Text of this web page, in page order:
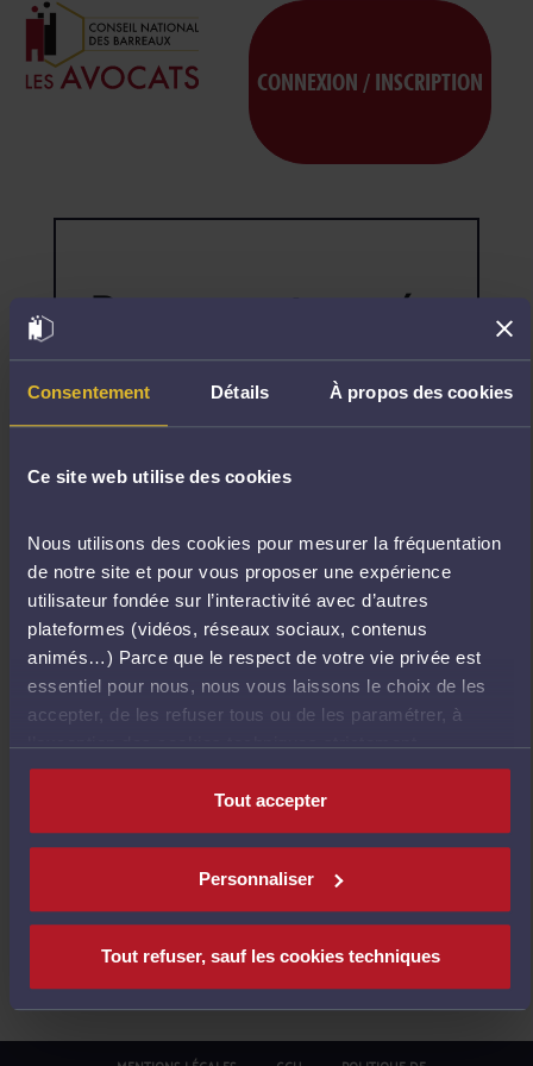
Consentement Détails À propos des cookies
Ce site web utilise des cookies
Nous utilisons des cookies pour mesurer la fréquentation
de notre site et pour vous proposer une expérience
utilisateur fondée sur l’interactivité avec d’autres
plateformes (vidéos, réseaux sociaux, contenus
animés…) Parce que le respect de votre vie privée est
essentiel pour nous, nous vous laissons le choix de les
accepter, de les refuser tous ou de les paramétrer, à
l’exception des cookies techniques strictement
nécessaires au fonctionnement du site.
Tout accepter
Personnaliser
Tout refuser, sauf les cookies techniques
CONNEXION / INSCRIPTION
Page non trouvée
la
page
pas.
E
T
O
U
R
À
L
'
C
I